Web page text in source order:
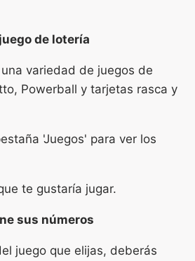
de lotería
variedad de juegos de
Powerball y tarjetas rasca y
'Juegos' para ver los
te gustaría jugar.
sus números
juego que elijas, deberás